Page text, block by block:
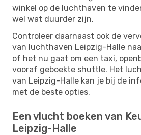
winkel op de luchthaven te
wel wat duurder zijn.
Controleer daarnaast ook de
van luchthaven Leipzig-Halle
of het nu gaat om een ​​taxi,
vooraf geboekte shuttle. Het
van Leipzig-Halle kan je bij de
met de beste opties.
Een vlucht boeken van
Leipzig-Halle